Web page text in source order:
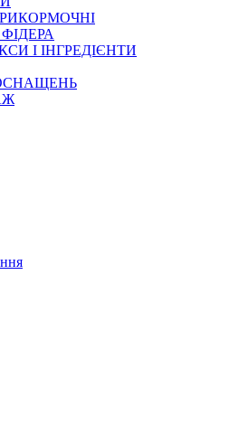
І ІНГРЕДІЄНТИ